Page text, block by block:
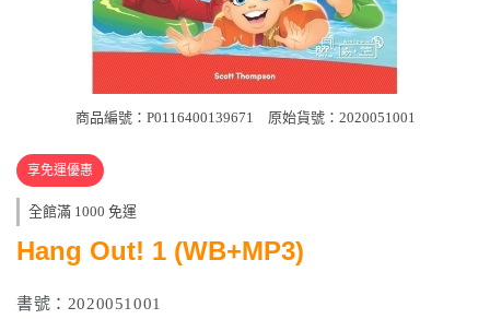
商品編號：P0116400139671 原始貨號：2020051001
享免運優惠
全館滿 1000 免運
Hang Out! 1 (WB+MP3)
書號：2020051001